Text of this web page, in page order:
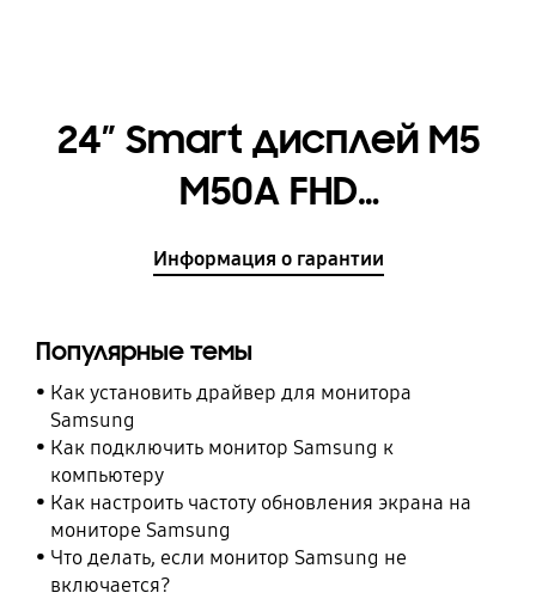
24″ Smart дисплей М5
M50A FHD
[LS24AM506NIXCI]
Информация о гарантии
Популярные темы
Как установить драйвер для монитора
Samsung
Как подключить монитор Samsung к
компьютеру
Как настроить частоту обновления экрана на
мониторе Samsung
Что делать, если монитор Samsung не
включается?